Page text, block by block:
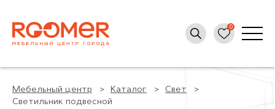
Мебельный центр Каталог
Свет
Светильник подвесной